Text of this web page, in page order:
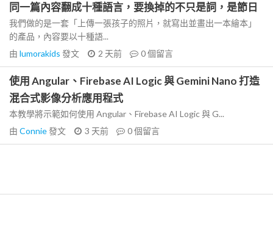
同一篇內容翻成十種語言，要換掉的不只是詞，是節日
我們做的是一套「上傳一張孩子的照片，就寫出並畫出一本繪本」
的產品，內容要以十種語...
由 lumorakids 發文 2 天前 0個留言
使用 Angular、Firebase AI Logic 與 Gemini Nano 打造
混合式影像分析應用程式
本教學將示範如何使用 Angular、Firebase AI Logic 與 G...
由 Connie發文 3 天前 0個留言